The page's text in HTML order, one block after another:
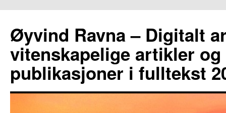
innhold
Øyvind Ravna – Digitalt
vitenskapelige artikler og
publikasjoner i fulltekst